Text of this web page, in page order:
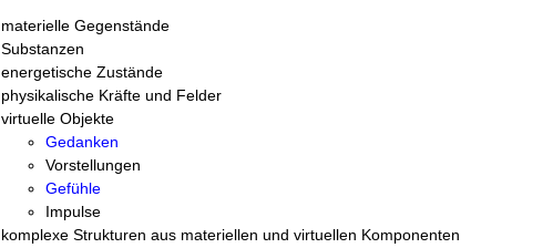
materielle Gegenstände
Substanzen
energetische Zustände
physikalische Kräfte und Felder
virtuelle Objekte
Gedanken
Vorstellungen
Gefühle
Impulse
komplexe Strukturen aus materiellen und virtuellen Komponenten